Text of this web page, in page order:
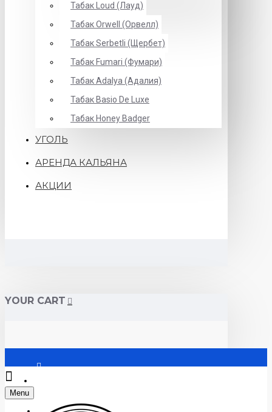
Табак Loud (Лауд)
Табак Orwell (Орвелл)
Табак Serbetli (Щербет)
Табак Fumari (Фумари)
Табак Adalya (Адалия)
Табак Basio De Luxe
Табак Honey Badger
УГОЛЬ
АРЕНДА КАЛЬЯНА
АКЦИИ
YOUR CART
Регистрация
Menu